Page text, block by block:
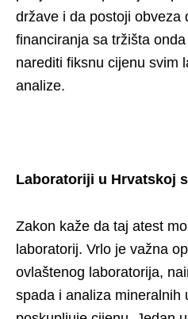
države i da postoji obveza
financiranja sa tržišta
narediti fiksnu cijenu svim
analize.
Laboratoriji u Hrvatskoj
Zakon kaže da taj atest
laboratorij. Vrlo je važna
ovlaštenog laboratorija,
spada i analiza mineralnih